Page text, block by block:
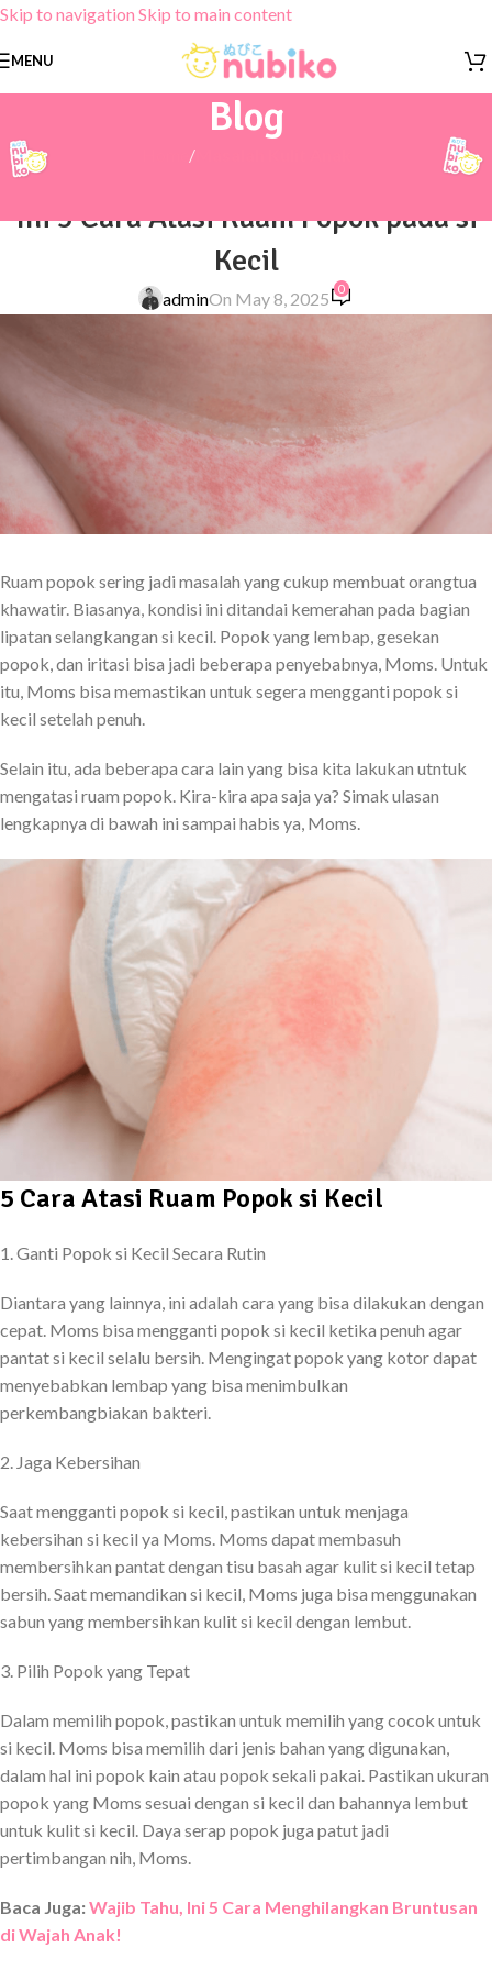
Skip to navigation Skip to main content
MENU
Blog
/Masalah Kulit Anak
Ini 5 Cara Atasi Ruam Popok pada si
Kecil
adminOn May 8, 2025 0
Ruam popok sering jadi masalah yang cukup membuat orangtua
khawatir. Biasanya, kondisi ini ditandai kemerahan pada bagian
lipatan selangkangan si kecil. Popok yang lembap, gesekan
popok, dan iritasi bisa jadi beberapa penyebabnya, Moms. Untuk
itu, Moms bisa memastikan untuk segera mengganti popok si
kecil setelah penuh.
Selain itu, ada beberapa cara lain yang bisa kita lakukan utntuk
mengatasi ruam popok. Kira-kira apa saja ya? Simak ulasan
lengkapnya di bawah ini sampai habis ya, Moms.
5 Cara Atasi Ruam Popok si Kecil
1. Ganti Popok si Kecil Secara Rutin
Diantara yang lainnya, ini adalah cara yang bisa dilakukan dengan
cepat. Moms bisa mengganti popok si kecil ketika penuh agar
pantat si kecil selalu bersih. Mengingat popok yang kotor dapat
menyebabkan lembap yang bisa menimbulkan
perkembangbiakan bakteri.
2. Jaga Kebersihan
Saat mengganti popok si kecil, pastikan untuk menjaga
kebersihan si kecil ya Moms. Moms dapat membasuh
membersihkan pantat dengan tisu basah agar kulit si kecil tetap
bersih. Saat memandikan si kecil, Moms juga bisa menggunakan
sabun yang membersihkan kulit si kecil dengan lembut.
3. Pilih Popok yang Tepat
Dalam memilih popok, pastikan untuk memilih yang cocok untuk
si kecil. Moms bisa memilih dari jenis bahan yang digunakan,
dalam hal ini popok kain atau popok sekali pakai. Pastikan ukuran
popok yang Moms sesuai dengan si kecil dan bahannya lembut
untuk kulit si kecil. Daya serap popok juga patut jadi
pertimbangan nih, Moms.
Baca Juga:Wajib Tahu, Ini 5 Cara Menghilangkan Bruntusan
di Wajah Anak!